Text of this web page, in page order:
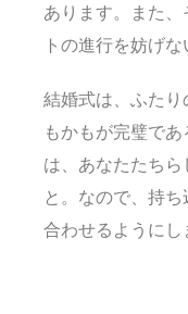
あります。また
トの進行を妨げ
結婚式は、ふた
もかもが完璧で
は、あなたたち
と。なので、持
合わせるようにし